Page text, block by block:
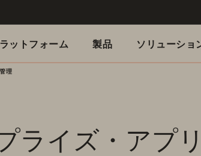
ットフォーム 製品 ソリューショ
理
ライズ・アプ